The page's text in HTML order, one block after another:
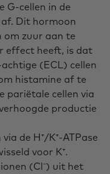
G-cellen in de
Dit hormoon
om zuur aan te
effect heeft, is dat
(ECL) cellen
histamine af te
pariëtale cellen via
productie
de H⁺/K⁺-ATPase
voor K⁺.
(Cl⁻) uit het